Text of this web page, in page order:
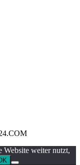
Website weiter nutzt,